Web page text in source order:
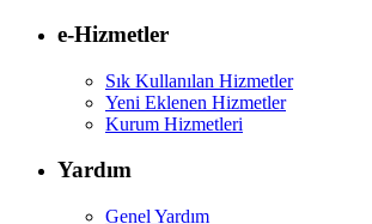
e-Hizmetler
Sık Kullanılan Hizmetler
Yeni Eklenen Hizmetler
Kurum Hizmetleri
Yardım
Genel Yardım